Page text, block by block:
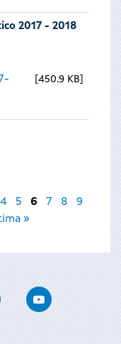
2017 - 2018
450.9 KB
4 5 6 7 8
9
»
InstagramYoutube